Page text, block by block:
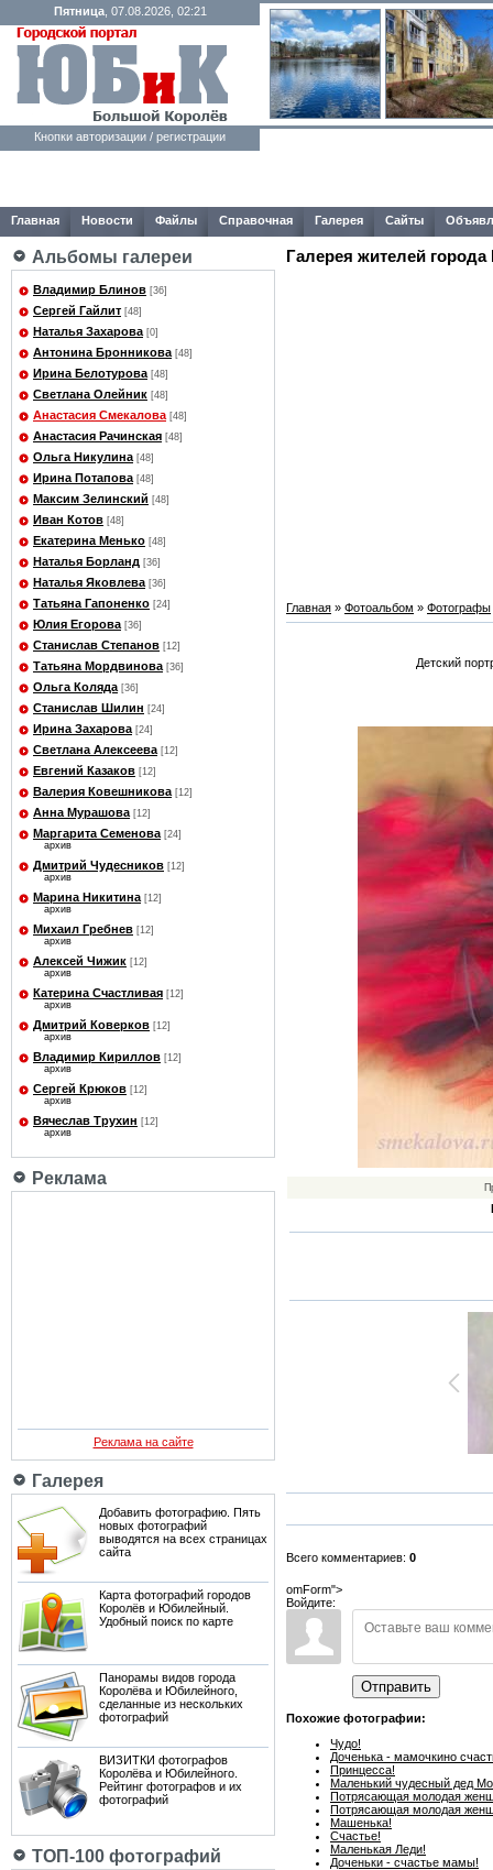
Пятница, 07.08.2026, 02:21
Кнопки авторизации / регистрации
Главная Новости Файлы Справочная Галерея Сайты
Альбомы галереи
Владимир Блинов [36]
Сергей Гайлит [48]
Наталья Захарова [0]
Антонина Бронникова [48]
Ирина Белотурова [48]
Светлана Олейник [48]
Анастасия Смекалова [48]
Анастасия Рачинская [48]
Ольга Никулина [48]
Ирина Потапова [48]
Максим Зелинский [48]
Иван Котов [48]
Екатерина Менько [48]
Наталья Борланд [36]
Наталья Яковлева [36]
Татьяна Гапоненко [24]
Юлия Егорова [36]
Станислав Степанов [12]
Татьяна Мордвинова [36]
Ольга Коляда [36]
Станислав Шилин [24]
Ирина Захарова [24]
Светлана Алексеева [12]
Евгений Казаков [12]
Валерия Ковешникова [12]
Анна Мурашова [12]
Маргарита Семенова [24]
архив
Дмитрий Чудесников [12]
архив
Марина Никитина [12]
архив
Михаил Гребнев [12]
архив
Алексей Чижик [12]
архив
Катерина Счастливая [12]
архив
Дмитрий Коверков [12]
архив
Владимир Кириллов [12]
архив
Сергей Крюков [12]
архив
Вячеслав Трухин [12]
архив
Реклама
Реклама на сайте
Галерея
Добавить фотографию. Пять
новых фотографий
выводятся на всех страницах
сайта
Карта фотографий городов
Королёв и Юбилейный.
Удобный поиск по карте
Панорамы видов города
Королёва и Юбилейного,
сделанные из нескольких
фотографий
ВИЗИТКИ фотографов
Королёва и Юбилейного.
Рейтинг фотографов и их
фотографий
ТОП-100 фотографий
Галерея жителей города
Главная » Фотоальбом » Фотографы
Детский
Всего комментариев: 0
omForm">
Войдите:
Отправить
Похожие фотографии:
Чудо!
Доченька - мамочкино
Принцесса!
Маленький чудесный дед
Потрясающая молодая
Потрясающая молодая
Машенька!
Счастье!
Маленькая Леди!
Доченьки - счастье мамы!